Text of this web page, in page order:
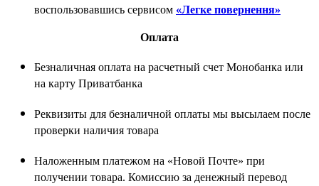
воспользовавшись сервисом «Легке повернення»
Оплата
Безналичная оплата на расчетный счет Монобанка или
на карту Приватбанка
Реквизиты для безналичной оплаты мы высылаем после
проверки наличия товара
Наложенным платежом на «Новой Почте» при
получении товара. Комиссию за денежный перевод